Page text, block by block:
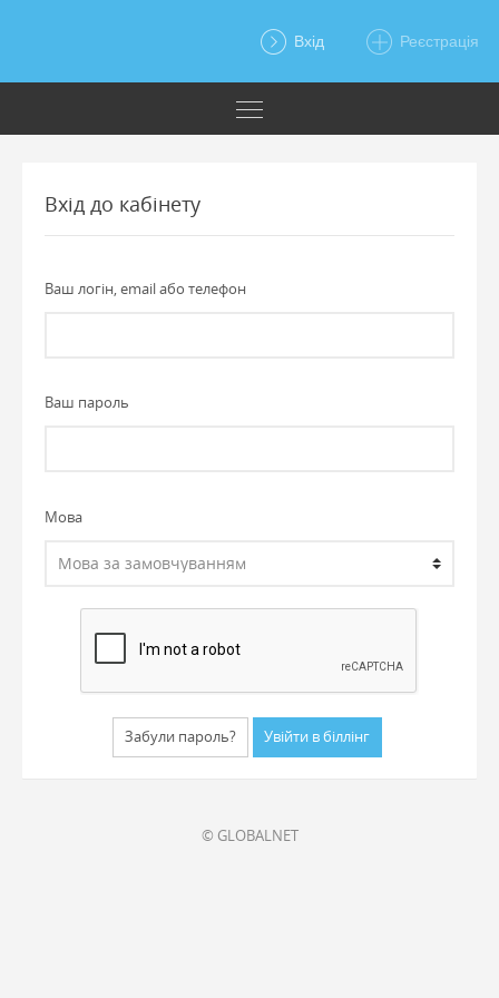
Вхід Реєстрація
Вхід до кабінету
Ваш логін, email або телефон
Ваш пароль
Мова
Забули пароль?
© GLOBALNET